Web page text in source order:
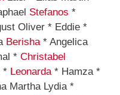
Stefanos *
Oliver * Eddie *
Berisha* Angelica
* Christabel
* Leonarda* Hamza *
Martha Lydia *